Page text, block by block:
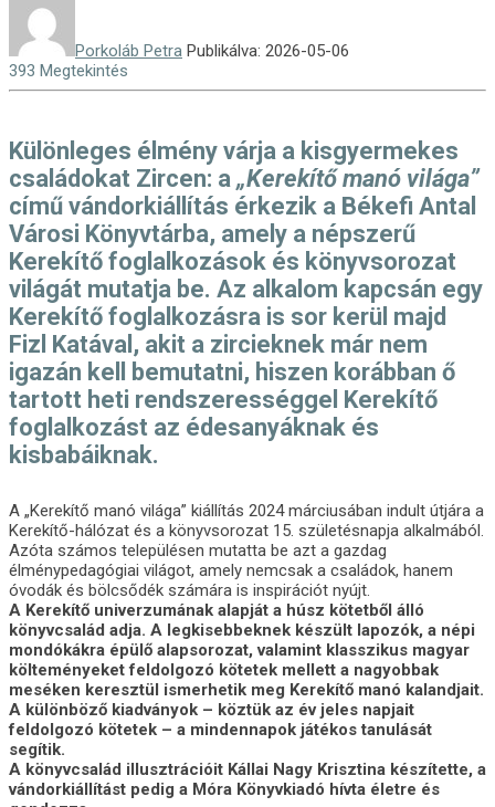
Porkoláb Petra Publikálva: 2026-05-06
393 Megtekintés
Különleges élmény várja a kisgyermekes
családokat Zircen: a „Kerekítő manó világa”
című vándorkiállítás érkezik a Békefi Antal
Városi Könyvtárba, amely a népszerű
Kerekítő foglalkozások és könyvsorozat
világát mutatja be. Az alkalom kapcsán egy
Kerekítő foglalkozásra is sor kerül majd
Fizl Katával, akit a zircieknek már nem
igazán kell bemutatni, hiszen korábban ő
tartott heti rendszerességgel Kerekítő
foglalkozást az édesanyáknak és
kisbabáiknak.
A „Kerekítő manó világa” kiállítás 2024 márciusában indult útjára a
Kerekítő-hálózat és a könyvsorozat 15. születésnapja alkalmából.
Azóta számos településen mutatta be azt a gazdag
élménypedagógiai világot, amely nemcsak a családok, hanem
óvodák és bölcsődék számára is inspirációt nyújt.
A Kerekítő univerzumának alapját a húsz kötetből álló
könyvcsalád adja. A legkisebbeknek készült lapozók, a népi
mondókákra épülő alapsorozat, valamint klasszikus magyar
költeményeket feldolgozó kötetek mellett a nagyobbak
meséken keresztül ismerhetik meg Kerekítő manó kalandjait.
A különböző kiadványok – köztük az év jeles napjait
feldolgozó kötetek – a mindennapok játékos tanulását
segítik.
A könyvcsalád illusztrációit Kállai Nagy Krisztina készítette, a
vándorkiállítást pedig a Móra Könyvkiadó hívta életre és